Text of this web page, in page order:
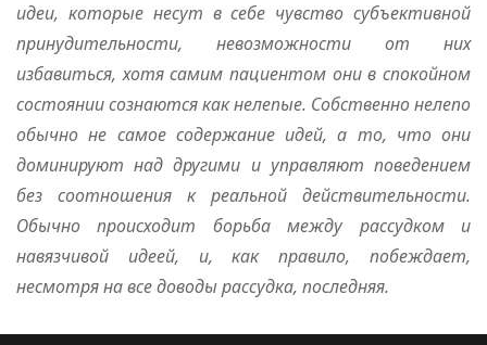
идеи, которые несут в себе чувство субъективной
принудительности, невозможности от них
избавиться, хотя самим пациентом они в спокойном
состоянии сознаются какнелепые. Собственно нелепо
обычно не самое содержание идей, а то, что они
доминируют над другими и управляют поведением
без соотношения к реальной действительности.
Обычно происходит борьба между рассудком и
навязчивой идеей, и, как правило, побеждает,
несмотря на все доводы рассудка, последняя.